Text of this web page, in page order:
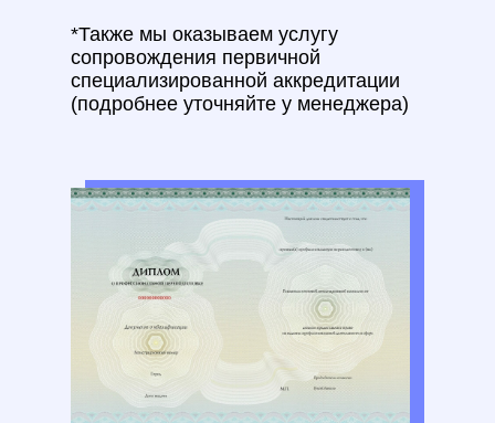
*Также мы оказываем услугу
сопровождения первичной
специализированной аккредитации
(подробнее уточняйте у менеджера)